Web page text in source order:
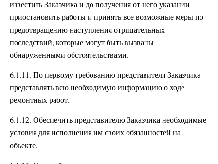
известить Заказчика и до получения от него указании
приостановить работы и принять все возможные меры по
предотвращению наступления отрицательных
последствий, которые могут быть вызваны
обнаруженными обстоятельствами.
6.1.11. По первому требованию представителя Заказчика
представлять всю необходимую информацию о ходе
ремонтных работ.
6.1.12. Обеспечить представителю Заказчика необходимые
условия для исполнения им своих обязанностей на
объекте.